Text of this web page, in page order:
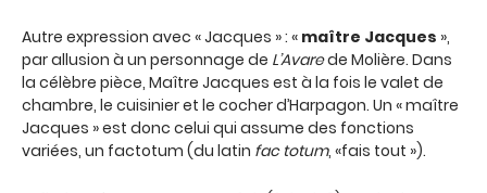
Autre expression avec « Jacques » : « maître Jacques »,
par allusion à un personnage de L’Avarede Molière. Dans
la célèbre pièce, Maître Jacques est à la fois le valet de
chambre, le cuisinier et le cocher d’Harpagon. Un « maître
Jacques » est donc celui qui assume des fonctions
variées, un factotum (du latin fac totum, «fais tout »).